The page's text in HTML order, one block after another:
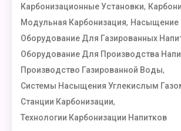
Карбонизационные Установки,
Модульная Карбонизация, Насыщение
Оборудование Для Газированных
Оборудование Для Производства
Производство Газированной Воды,
Системы Насыщения Углекислым
Станции Карбонизации,
Технологии Карбонизации Напитков